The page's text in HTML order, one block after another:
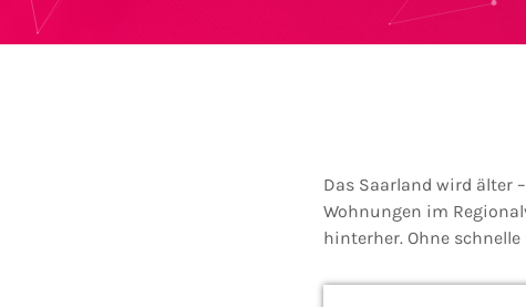
Das Saarland wird älter
Wohnungen im
hinterher. Ohne